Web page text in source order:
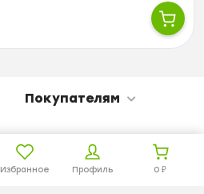
Избранное Профиль 0₽
Покупателям